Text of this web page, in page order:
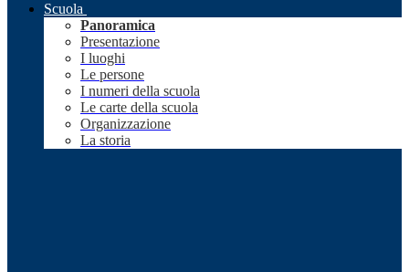
Scuola
Panoramica
Presentazione
I luoghi
Le persone
I numeri della scuola
Le carte della scuola
Organizzazione
La storia